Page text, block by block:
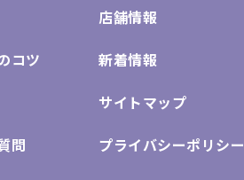
コツ
問
店舗情報
新着情報
サイトマップ
プライバシーポリシー